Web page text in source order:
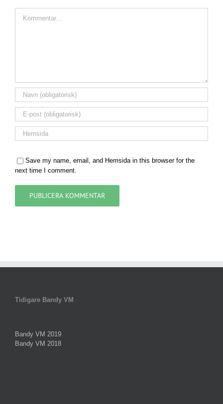
Save my name, email, and Hemsida in this browser for the
next time I comment.
Tidigare Bandy VM
Bandy VM 2019
Bandy VM 2018